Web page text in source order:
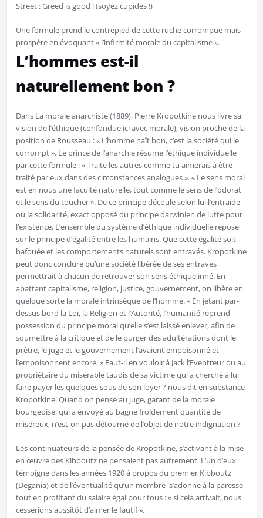
Street : Greed is good ! (soyez cupides !)
Une formule prend le contrepied de cette ruche corrompue mais
prospère en évoquant « l’infirmité morale du capitalisme ».
L’hommes est-il
naturellement bon ?
Dans La morale anarchiste (1889), Pierre Kropotkine nous livre sa
vision de l’éthique (confondue ici avec morale), vision proche de la
position de Rousseau : « L’homme naît bon, c’est la société qui le
corrompt ». Le prince de l’anarchie résume l’éthique individuelle
par cette formule : « Traite les autres comme tu aimerais à être
traité par eux dans des circonstances analogues ». « Le sens moral
est en nous une faculté naturelle, tout comme le sens de l’odorat
et le sens du toucher ». De ce principe découle selon lui l’entraide
ou la solidarité, exact opposé du principe darwinien de lutte pour
l’existence. L’ensemble du système d’éthique individuelle repose
sur le principe d’égalité entre les humains. Que cette égalité soit
bafouée et les comportements naturels sont entravés. Kropotkine
peut donc conclure qu’une société libérée de ses entraves
permettrait à chacun de retrouver son sens éthique inné. En
abattant capitalisme, religion, justice, gouvernement, on libère en
quelque sorte la morale intrinsèque de l’homme. « En jetant par-
dessus bord la Loi, la Religion et l’Autorité, l’humanité reprend
possession du principe moral qu’elle s’est laissé enlever, afin de
soumettre à la critique et de le purger des adultérations dont le
prêtre, le juge et le gouvernement l’avaient empoisonné et
l’empoisonnent encore. » Faut-il en vouloir à Jack l’Eventreur ou au
propriétaire du misérable taudis de sa victime qui a cherché à lui
faire payer les quelques sous de son loyer ? nous dit en substance
Kropotkine. Quand on pense au juge, garant de la morale
bourgeoise, qui a envoyé au bagne froidement quantité de
miséreux, n’est-on pas détourné de l’objet de notre indignation ?
Les continuateurs de la pensée de Kropotkine, s’activant à la mise
en œuvre des Kibboutz ne pensaient pas autrement. L’un d’eux
témoigne dans les années 1920 à propos du premier Kibboutz
(Degania) et de l’éventualité qu’un membre s’adonne à la paresse
tout en profitant du salaire égal pour tous : « si cela arrivait, nous
cesserions aussitôt d’aimer le fautif ».